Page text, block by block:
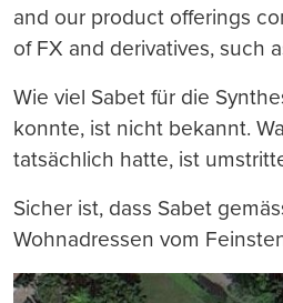
and our product offerings
of FX and derivatives, such
Wie viel Sabet für die
konnte, ist nicht bekannt.
tatsächlich hatte, ist
Sicher ist, dass Sabet
Wohnadressen vom